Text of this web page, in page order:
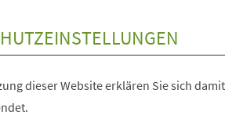
dieser Website erklären Sie sich